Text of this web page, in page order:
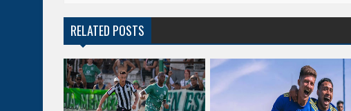
RELATED POSTS